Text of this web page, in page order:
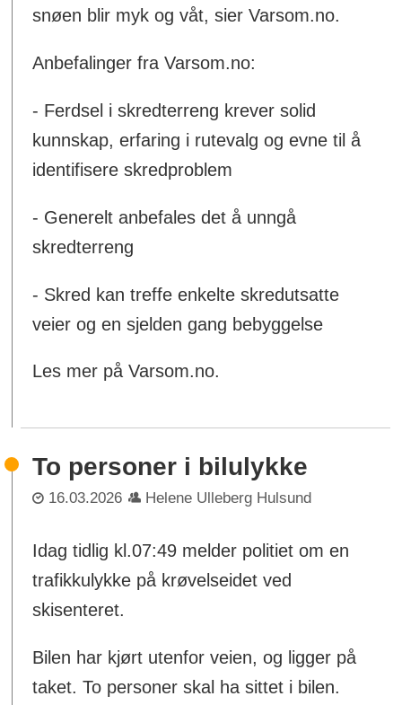
snøen blir myk og våt, sier Varsom.no.
Anbefalinger fra Varsom.no:
- Ferdsel i skredterreng krever solid
kunnskap, erfaring i rutevalg og evne til å
identifisere skredproblem
- Generelt anbefales det å unngå
skredterreng
- Skred kan treffe enkelte skredutsatte
veier og en sjelden gang bebyggelse
Les mer på Varsom.no.
To personer i bilulykke
16.03.2026 Helene Ulleberg Hulsund
Idag tidlig kl.07:49 melder politiet om en
trafikkulykke på krøvelseidet ved
skisenteret.
Bilen har kjørt utenfor veien, og ligger på
taket. To personer skal ha sittet i bilen.